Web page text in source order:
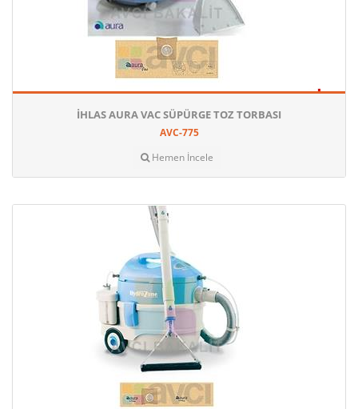
İHLAS AURA VAC SÜPÜRGE TOZ TORBASI
AVC-775
Hemen İncele